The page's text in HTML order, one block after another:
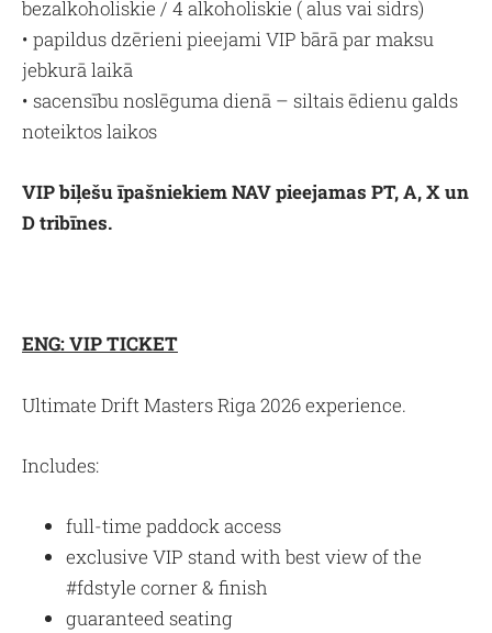
bezalkoholiskie / 4 alkoholiskie ( alus vai sidrs)
• papildus dzērieni pieejami VIP bārā par maksu
jebkurā laikā
• sacensību noslēguma dienā – siltais ēdienu galds
noteiktos laikos
VIP biļešu īpašniekiem NAV pieejamas PT, A, X un
D tribīnes.
ENG: VIP TICKET
Ultimate Drift Masters Riga 2026 experience.
Includes:
full-time paddock access
exclusive VIP stand with best view of the
#fdstyle corner & finish
guaranteed seating